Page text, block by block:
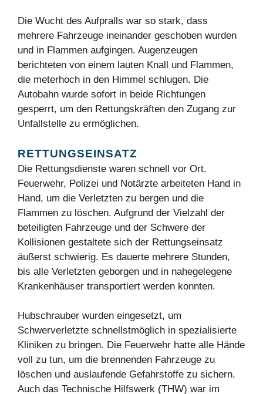
Die Wucht des Aufpralls war so stark, dass
mehrere Fahrzeuge ineinander geschoben wurden
und in Flammen aufgingen. Augenzeugen
berichteten von einem lauten Knall und Flammen,
die meterhoch in den Himmel schlugen. Die
Autobahn wurde sofort in beide Richtungen
gesperrt, um den Rettungskräften den Zugang zur
Unfallstelle zu ermöglichen.
RETTUNGSEINSATZ
Die Rettungsdienste waren schnell vor Ort.
Feuerwehr, Polizei und Notärzte arbeiteten Hand in
Hand, um die Verletzten zu bergen und die
Flammen zu löschen. Aufgrund der Vielzahl der
beteiligten Fahrzeuge und der Schwere der
Kollisionen gestaltete sich der Rettungseinsatz
äußerst schwierig. Es dauerte mehrere Stunden,
bis alle Verletzten geborgen und in nahegelegene
Krankenhäuser transportiert werden konnten.
Hubschrauber wurden eingesetzt, um
Schwerverletzte schnellstmöglich in spezialisierte
Kliniken zu bringen. Die Feuerwehr hatte alle Hände
voll zu tun, um die brennenden Fahrzeuge zu
löschen und auslaufende Gefahrstoffe zu sichern.
Auch das Technische Hilfswerk (THW) war im